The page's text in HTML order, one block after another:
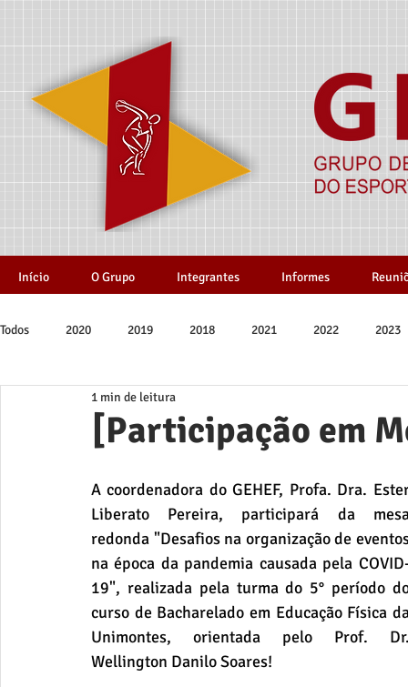
Início O Grupo Integrantes Informes
Todos 2020 2019 2018 2021 2022 2023
[Participação em
1 min de leitura
A coordenadora do GEHEF, Profa. Dra.
Liberato Pereira, participará da
redonda "Desafios na organização de
na época da pandemia causada pela
19", realizada pela turma do 5° período
curso de Bacharelado em Educação Física
Unimontes, orientada pelo Prof.
Wellington Danilo Soares!